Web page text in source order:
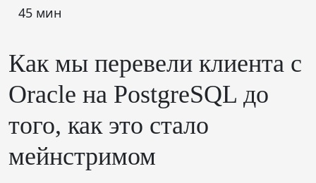
45 мин
Как мы перевели клиента с
Oracle на PostgreSQL до
того, как это стало
мейнстримом